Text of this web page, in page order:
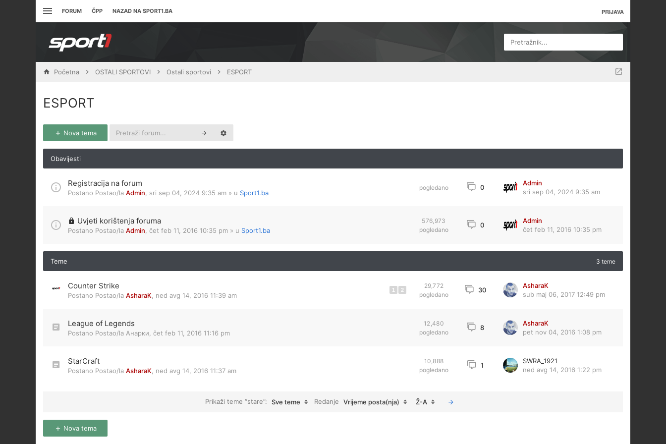
FORUM ČPP NAZAD NA SPORT1.BA PRIJAVA
Pretražnik...
Početna OSTALI SPORTOVI Ostali sportovi ESPORT
ESPORT
Nova tema
Obavijesti
Registracija na forum
Postano Postao/la Admin sri sep 04, 2024 9:35 am » u Sport1.ba
pogledano 0
Admin
sri sep 04, 2024 9:35 am
Uvjeti korištenja foruma
Postano Postao/la Admin čet feb 11, 2016 10:35 pm » u Sport1.ba
576,973
pogledano
0
Admin
čet feb 11, 2016 10:35 pm
Teme 3 teme
Counter Strike
Postano Postao/la AsharaK ned avg 14, 2016 11:39 am
1 2
29,772
pogledano
30
AsharaK
sub maj 06, 2017 12:49 pm
League of Legends
Postano Postao/la Анарки čet feb 11, 2016 11:16 pm
12,480
pogledano
8
AsharaK
pet nov 04, 2016 1:08 pm
StarCraft
Postano Postao/la AsharaK ned avg 14, 2016 11:37 am
10,888
pogledano
1
SWRA_1921
ned avg 14, 2016 1:22 pm
Prikaži teme “stare”: Sve teme Redanje Vrijeme posta(nja) Ž-A
Nova tema